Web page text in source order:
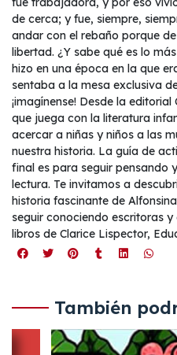
de cerca; y fue, siempre,
andar con el rebaño porque
libertad. ¿Y sabe qué es lo
hizo en una época en la que
sentaba a la mesa exclusiva
¡imagínense! Desde la
que juega con la literatura
acercar a niñas y niños a las
nuestra historia. La guía de
final es para seguir pensando
lectura. Te invitamos a
historia fascinante de
seguir conociendo escritoras
libros de Clarice Lispector,
También